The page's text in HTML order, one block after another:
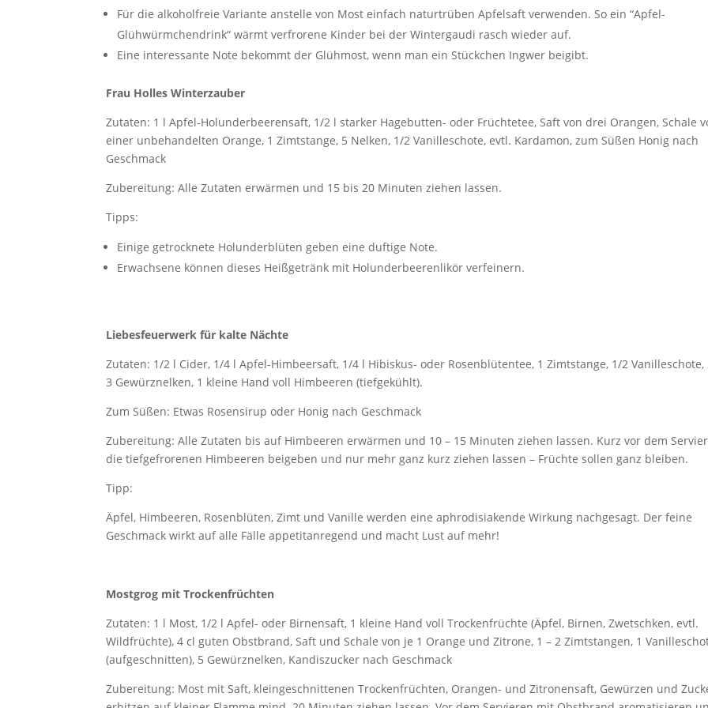
Für die alkoholfreie Variante anstelle von Most einfach naturtrüben Apfelsaft verwenden. So ein “Apfel-
Glühwürmchendrink“ wärmt verfrorene Kinder bei der Wintergaudi rasch wieder auf.
Eine interessante Note bekommt der Glühmost, wenn man ein Stückchen Ingwer beigibt.
Frau Holles Winterzauber
Zutaten: 1 l Apfel-Holunderbeerensaft, 1/2 l starker Hagebutten- oder Früchtetee, Saft von drei Orangen, Schale
einer unbehandelten Orange, 1 Zimtstange, 5 Nelken, 1/2 Vanilleschote, evtl. Kardamon, zum Süßen Honig nach
Geschmack
Zubereitung: Alle Zutaten erwärmen und 15 bis 20 Minuten ziehen lassen.
Tipps:
Einige getrocknete Holunderblüten geben eine duftige Note.
Erwachsene können dieses Heißgetränk mit Holunderbeerenlikör verfeinern.
Liebesfeuerwerk für kalte Nächte
Zutaten: 1/2 l Cider, 1/4 l Apfel-Himbeersaft, 1/4 l Hibiskus- oder Rosenblütentee, 1 Zimtstange, 1/2 Vanilleschote,
3 Gewürznelken, 1 kleine Hand voll Himbeeren (tiefgekühlt).
Zum Süßen: Etwas Rosensirup oder Honig nach Geschmack
Zubereitung: Alle Zutaten bis auf Himbeeren erwärmen und 10 – 15 Minuten ziehen lassen. Kurz vor dem
die tiefgefrorenen Himbeeren beigeben und nur mehr ganz kurz ziehen lassen – Früchte sollen ganz bleiben.
Tipp:
Äpfel, Himbeeren, Rosenblüten, Zimt und Vanille werden eine aphrodisiakende Wirkung nachgesagt. Der feine
Geschmack wirkt auf alle Fälle appetitanregend und macht Lust auf mehr!
Mostgrog mit Trockenfrüchten
Zutaten: 1 l Most, 1/2 l Apfel- oder Birnensaft, 1 kleine Hand voll Trockenfrüchte (Äpfel, Birnen, Zwetschken, evtl.
Wildfrüchte), 4 cl guten Obstbrand, Saft und Schale von je 1 Orange und Zitrone, 1 – 2 Zimtstangen, 1
(aufgeschnitten), 5 Gewürznelken, Kandiszucker nach Geschmack
Zubereitung: Most mit Saft, kleingeschnittenen Trockenfrüchten, Orangen- und Zitronensaft, Gewürzen und